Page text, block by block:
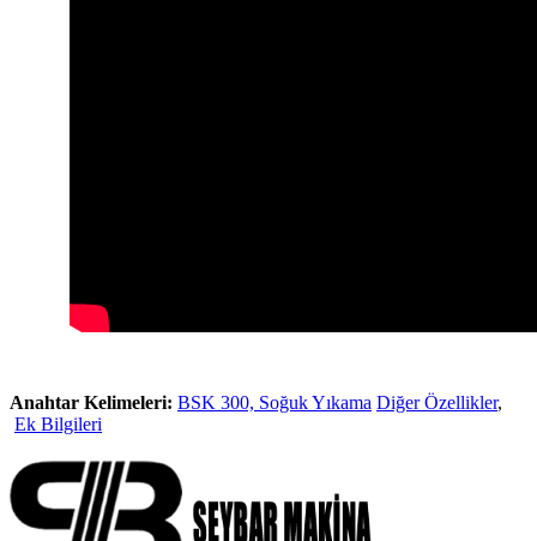
Anahtar Kelimeleri: BSK 300, Soğuk Yıkama Diğer Özellikler,
Ek Bilgileri